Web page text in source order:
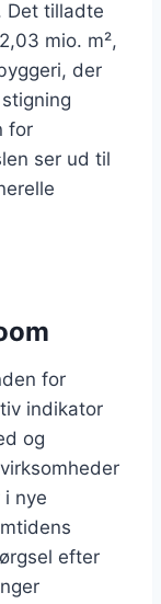
Det tilladte
mio. m²,
der
for
ser ud til
for
indikator
og
nye
efter